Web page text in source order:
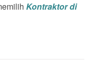
Kontraktor di